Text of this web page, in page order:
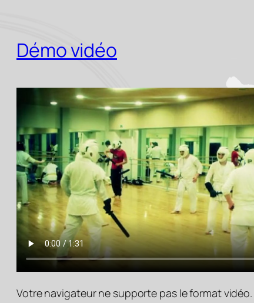
Démo vidéo
Votre navigateur ne supporte pas le format vidéo.